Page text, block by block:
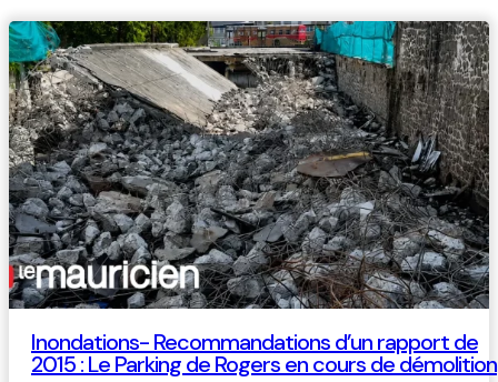
Inondations- Recommandations d’un rapport de
2015 : Le Parking de Rogers en cours de démolition